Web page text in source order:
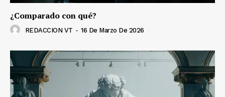
¿Comparado con qué?
REDACCION VT - 16 De Marzo De 2026